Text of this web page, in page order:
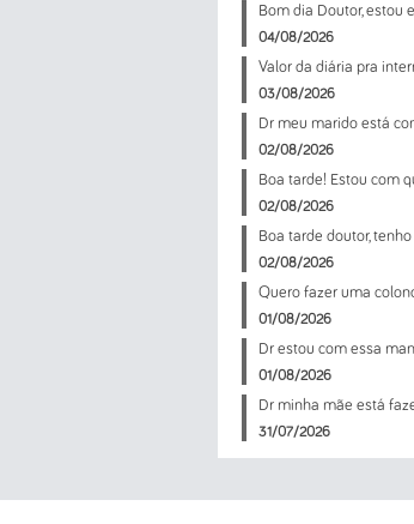
Bom dia Doutor, estou
04/08/2026
Valor da diária pra
03/08/2026
Dr meu marido está
02/08/2026
Boa tarde! Estou com
02/08/2026
Boa tarde doutor,
02/08/2026
Quero fazer uma
01/08/2026
Dr estou com essa
01/08/2026
Dr minha mãe está
31/07/2026